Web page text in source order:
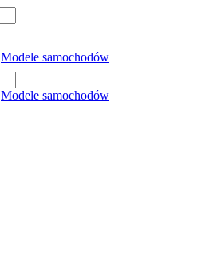
Modele samochodów
Modele samochodów